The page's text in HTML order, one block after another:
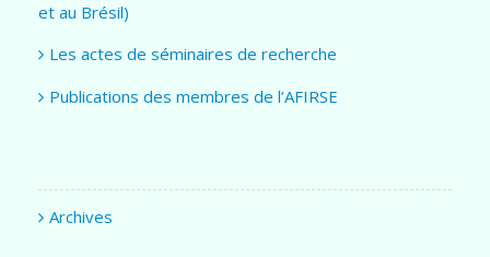
et au Brésil)
Les actes de séminaires de recherche
Publications des membres de l’AFIRSE
Archives